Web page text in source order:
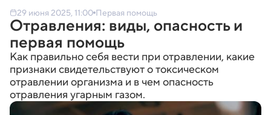
29 июня 2025, 11:00 Первая помощь
Отравления: виды, опасность и
первая помощь
Как правильно себя вести при отравлении, какие
признаки свидетельствуют о токсическом
отравлении организма и в чем опасность
отравления угарным газом.